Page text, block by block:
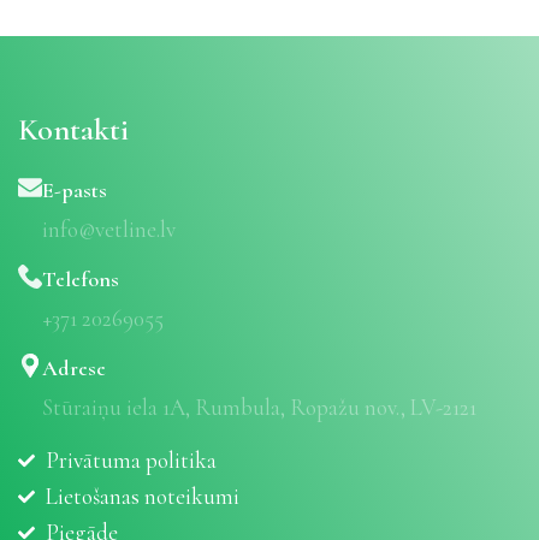
Kontakti
E-pasts
info@vetline.lv
Telefons
+371 20269055
Adrese
Stūraiņu iela 1A, Rumbula, Ropažu nov., LV-2121
Privātuma politika
Lietošanas noteikumi
Piegāde